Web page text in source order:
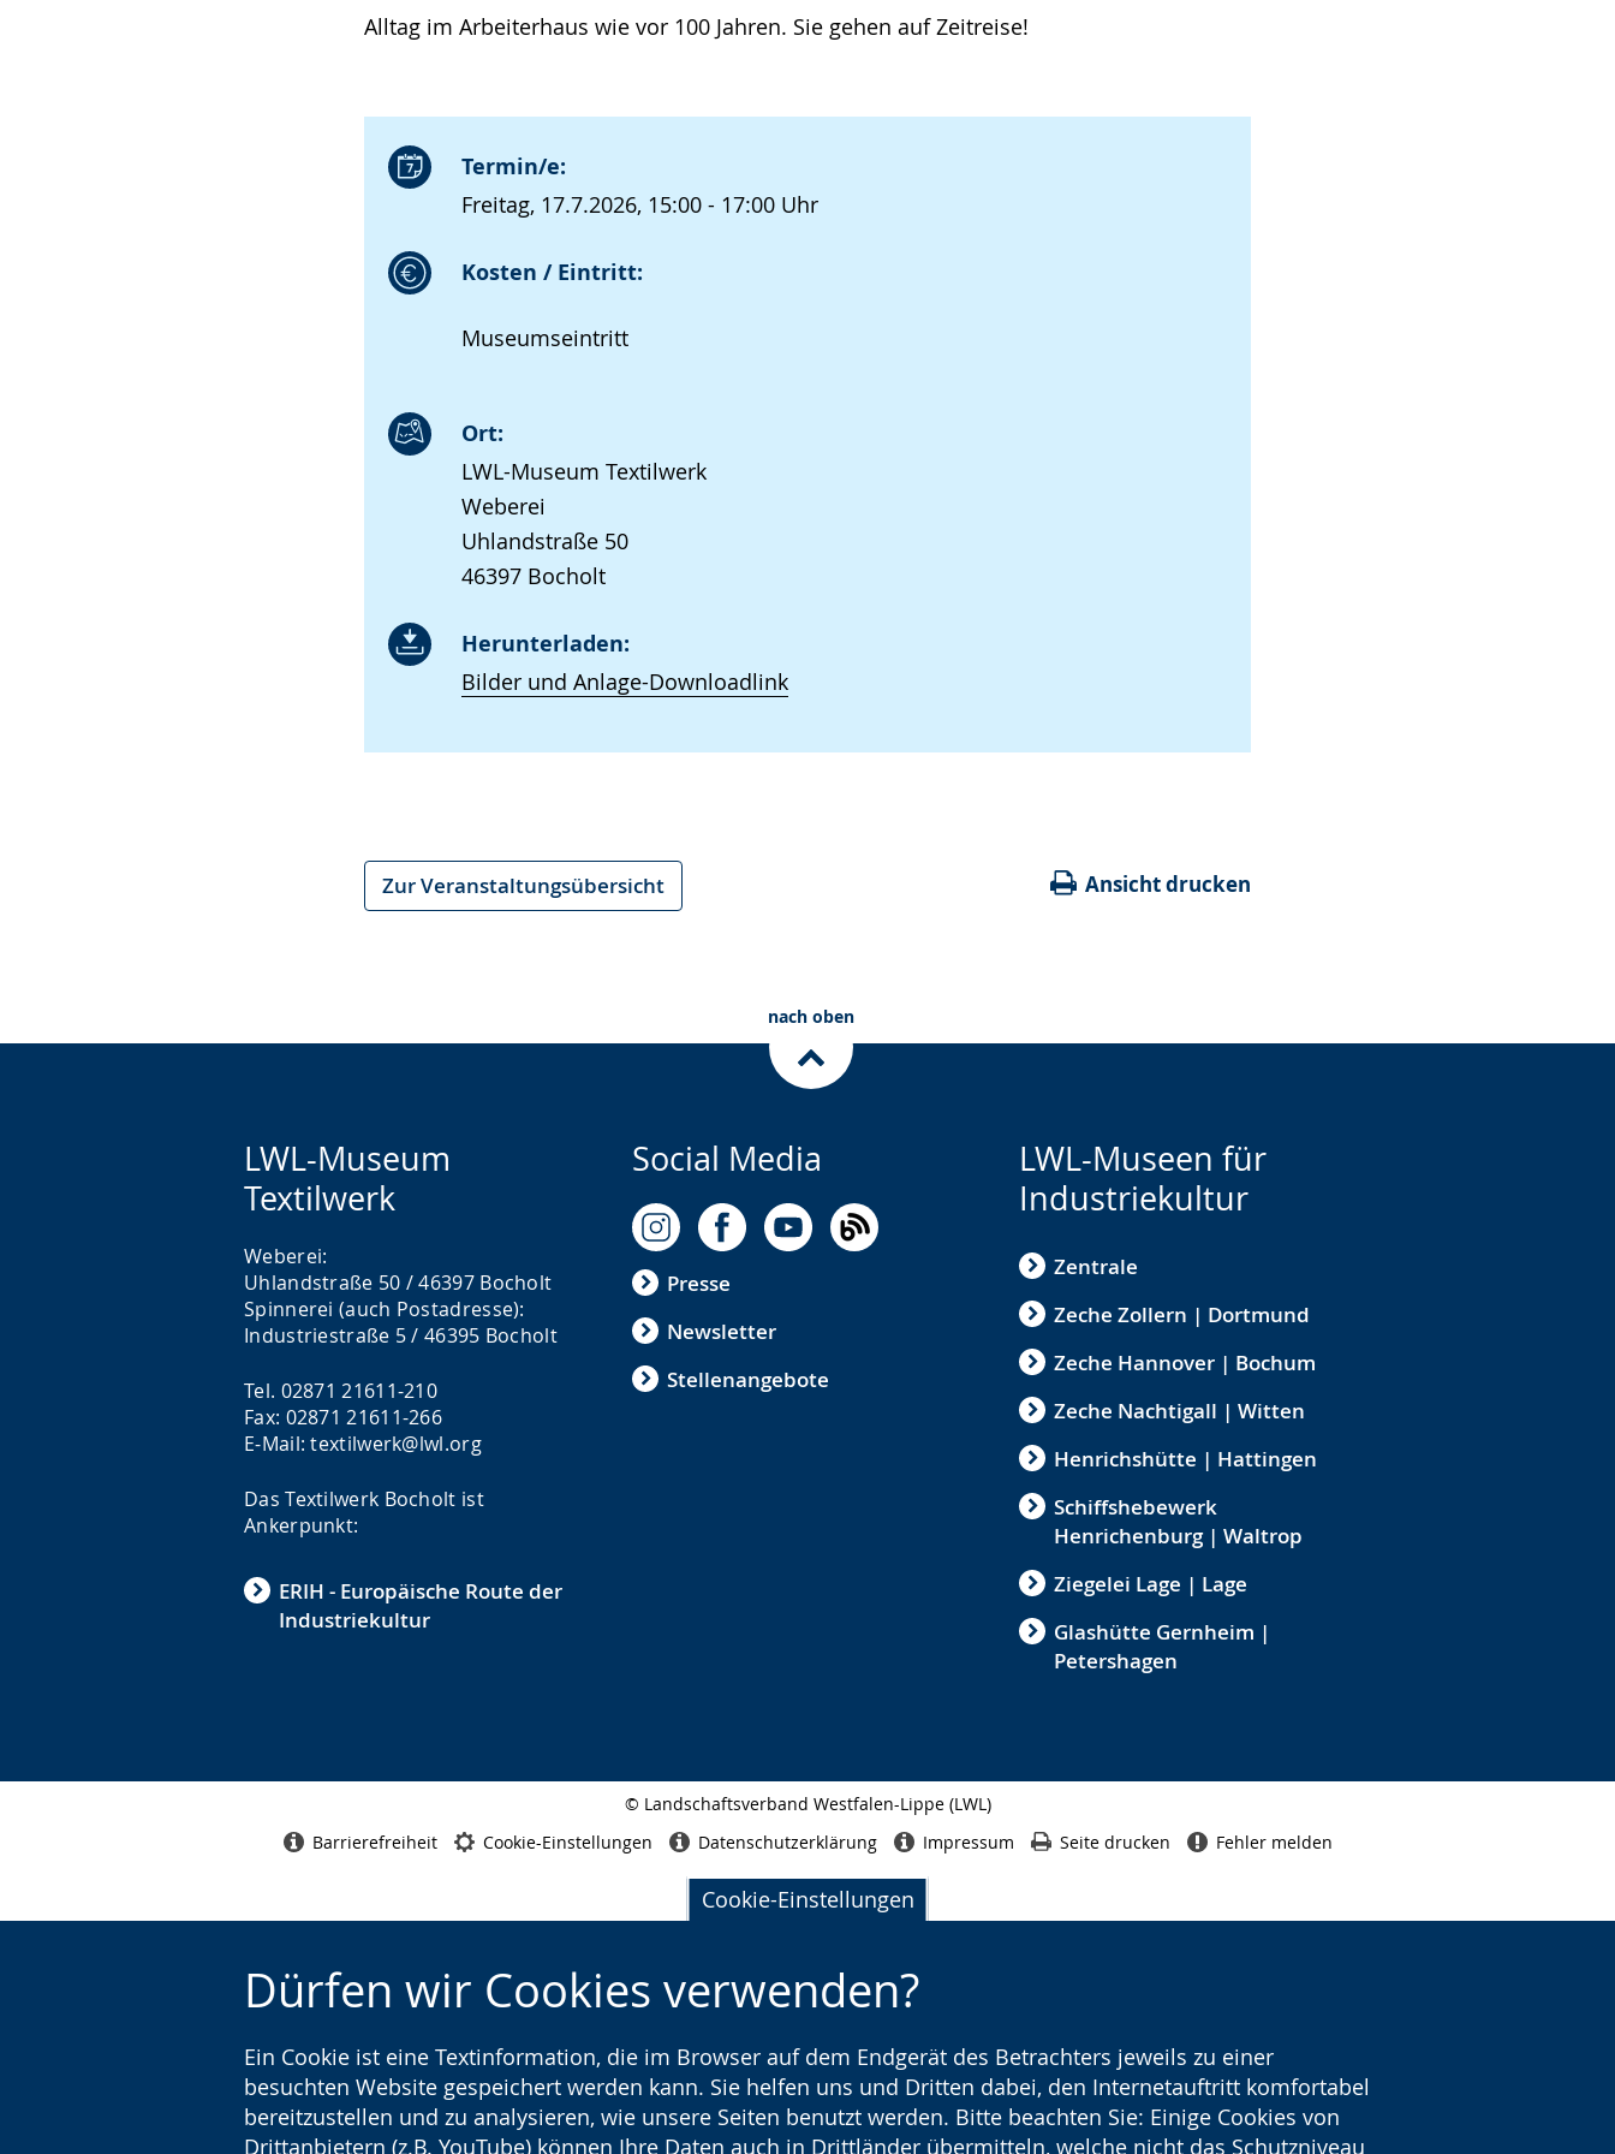
Cookie-Einstellungen
Dürfen wir Cookies verwenden?
Ein Cookie ist eine Textinformation, die im Browser auf dem Endgerät des Betrachters jeweils zu einer
besuchten Website gespeichert werden kann. Sie helfen uns und Dritten dabei, den Internetauftritt komfortabel
bereitzustellen und zu analysieren, wie unsere Seiten benutzt werden. Bitte beachten Sie: Einige Cookies von
Drittanbietern (z.B. YouTube) können Ihre Daten auch in Drittländer übermitteln, welche nicht das Schutzniveau
Alltag im Arbeiterhaus wie vor 100 Jahren. Sie gehen auf Zeitreise!
Termin/e:
Freitag, 17.7.2026, 15:00 - 17:00 Uhr
Kosten / Eintritt:
Museumseintritt
Ort:
LWL-Museum Textilwerk
Weberei
Uhlandstraße 50
46397 Bocholt
Herunterladen:
Bilder und Anlage-Downloadlink
Zur Veranstaltungsübersicht Ansicht drucken
nach oben
LWL-Museum
Textilwerk
Weberei:
Uhlandstraße 50 / 46397 Bocholt
Spinnerei (auch Postadresse):
Industriestraße 5 / 46395 Bocholt
Tel. 02871 21611-210
Fax: 02871 21611-266
E-Mail: textilwerk@lwl.org
Das Textilwerk Bocholt ist
Ankerpunkt:
ERIH - Europäische Route der
Industriekultur
Social Media
Presse
Newsletter
Stellenangebote
LWL-Museen für
Industriekultur
Zentrale
Zeche Zollern | Dortmund
Zeche Hannover | Bochum
Zeche Nachtigall | Witten
Henrichshütte | Hattingen
Schiffshebewerk
Henrichenburg | Waltrop
Ziegelei Lage | Lage
Glashütte Gernheim |
Petershagen
© Landschaftsverband Westfalen-Lippe (LWL)
Barrierefreiheit Cookie-Einstellungen Datenschutzerklärung Impressum Seite drucken Fehler melden